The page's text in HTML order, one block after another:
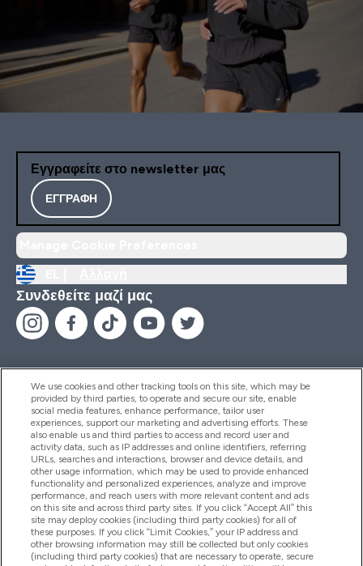
Εγγραφείτε στο newsletter μας
ΕΓΓΡΑΦΉ
Συνδεθείτε μαζί μας
Βοήθεια & Πληροφορίες
Προϊόντα
Εταιρικές Πληροφορίες
We use cookies and other tracking tools on this site, which may be
provided by third parties, to operate and secure our site, enable
social media features, enhance performance, tailor user
experiences, support our marketing and advertising efforts. These
also enable us and third parties to access and record user and
activity data, such as IP addresses and online identifiers, referring
URLs, searches and interactions, browser and device details, and
other usage information, which may be used to provide enhanced
functionality and personalized experiences, analyze and improve
performance, and reach users with more relevant content and ads
on this site and across third party sites. If you click “Accept All” this
site may deploy cookies (including third party cookies) for all of
these purposes. If you click “Limit Cookies,” your IP address and
other browsing information may still be collected but only cookies
(including third party cookies) that are necessary to operate, secure